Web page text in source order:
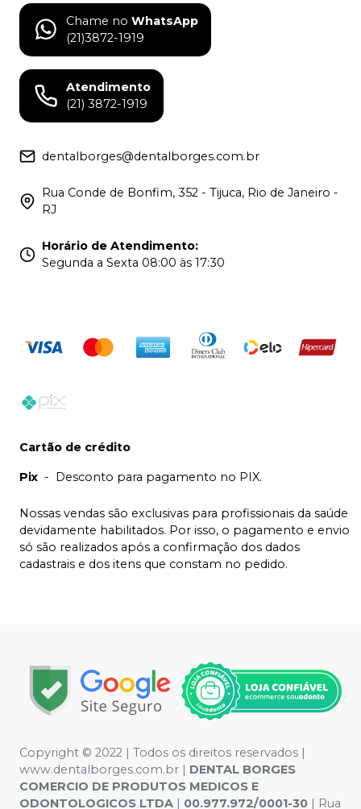
Chame no WhatsApp
(21)3872-1919
Atendimento
(21) 3872-1919
dentalborges@dentalborges.com.br
Rua Conde de Bonfim, 352 - Tijuca, Rio de Janeiro -
RJ
Horário de Atendimento:
Segunda a Sexta 08:00 às 17:30
Cartão de crédito
Pix - Desconto para pagamento no PIX.
Nossas vendas são exclusivas para profissionais da saúde
devidamente habilitados. Por isso, o pagamento e envio
só são realizados após a confirmação dos dados
cadastrais e dos itens que constam no pedido.
Copyright © 2022 | Todos os direitos reservados |
www.dentalborges.com.br | DENTAL BORGES
COMERCIO DE PRODUTOS MEDICOS E
ODONTOLOGICOS LTDA | 00.977.972/0001-30 | Rua